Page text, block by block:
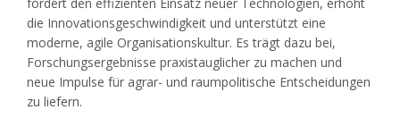
die Innovationsgeschwindigkeit und unterstützt eine
moderne, agile Organisationskultur. Es trägt dazu bei,
Forschungsergebnisse praxistauglicher zu machen und
neue Impulse für agrar- und raumpolitische Entscheidungen
zu liefern.